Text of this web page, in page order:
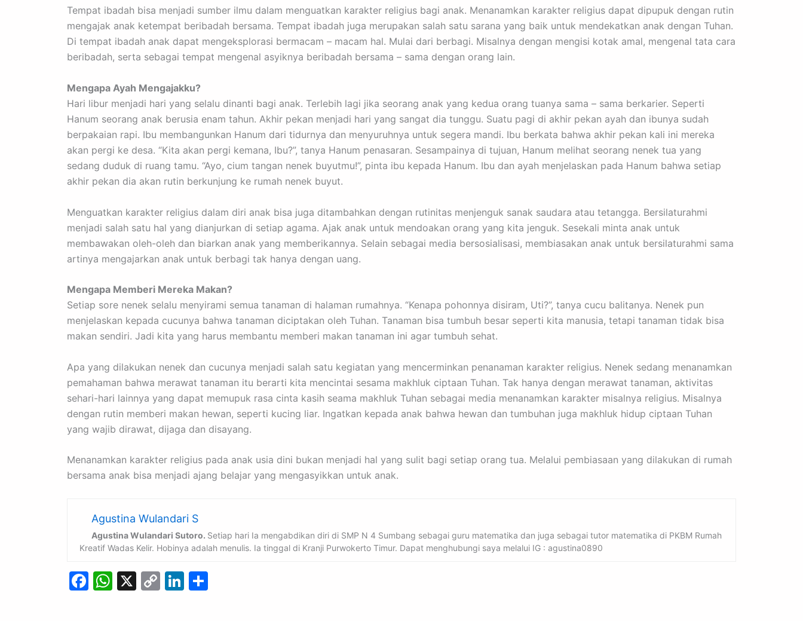
Tempat ibadah bisa menjadi sumber ilmu dalam menguatkan karakter religius bagi anak. Menanamkan karakter religius dapat dipupuk dengan rutin
mengajak anak ketempat beribadah bersama. Tempat ibadah juga merupakan salah satu sarana yang baik untuk mendekatkan anak dengan Tuhan.
Di tempat ibadah anak dapat mengeksplorasi bermacam – macam hal. Mulai dari berbagi. Misalnya dengan mengisi kotak amal, mengenal tata cara
beribadah, serta sebagai tempat mengenal asyiknya beribadah bersama – sama dengan orang lain.
Mengapa Ayah Mengajakku?
Hari libur menjadi hari yang selalu dinanti bagi anak. Terlebih lagi jika seorang anak yang kedua orang tuanya sama – sama berkarier. Seperti
Hanum seorang anak berusia enam tahun. Akhir pekan menjadi hari yang sangat dia tunggu. Suatu pagi di akhir pekan ayah dan ibunya sudah
berpakaian rapi. Ibu membangunkan Hanum dari tidurnya dan menyuruhnya untuk segera mandi. Ibu berkata bahwa akhir pekan kali ini mereka
akan pergi ke desa. “Kita akan pergi kemana, Ibu?”, tanya Hanum penasaran. Sesampainya di tujuan, Hanum melihat seorang nenek tua yang
sedang duduk di ruang tamu. “Ayo, cium tangan nenek buyutmu!”, pinta ibu kepada Hanum. Ibu dan ayah menjelaskan pada Hanum bahwa setiap
akhir pekan dia akan rutin berkunjung ke rumah nenek buyut.
Menguatkan karakter religius dalam diri anak bisa juga ditambahkan dengan rutinitas menjenguk sanak saudara atau tetangga. Bersilaturahmi
menjadi salah satu hal yang dianjurkan di setiap agama. Ajak anak untuk mendoakan orang yang kita jenguk. Sesekali minta anak untuk
membawakan oleh-oleh dan biarkan anak yang memberikannya. Selain sebagai media bersosialisasi, membiasakan anak untuk bersilaturahmi sama
artinya mengajarkan anak untuk berbagi tak hanya dengan uang.
Mengapa Memberi Mereka Makan?
Setiap sore nenek selalu menyirami semua tanaman di halaman rumahnya. “Kenapa pohonnya disiram, Uti?”, tanya cucu balitanya. Nenek pun
menjelaskan kepada cucunya bahwa tanaman diciptakan oleh Tuhan. Tanaman bisa tumbuh besar seperti kita manusia, tetapi tanaman tidak bisa
makan sendiri. Jadi kita yang harus membantu memberi makan tanaman ini agar tumbuh sehat.
Apa yang dilakukan nenek dan cucunya menjadi salah satu kegiatan yang mencerminkan penanaman karakter religius. Nenek sedang menanamkan
pemahaman bahwa merawat tanaman itu berarti kita mencintai sesama makhluk ciptaan Tuhan. Tak hanya dengan merawat tanaman, aktivitas
sehari-hari lainnya yang dapat memupuk rasa cinta kasih seama makhluk Tuhan sebagai media menanamkan karakter misalnya religius. Misalnya
dengan rutin memberi makan hewan, seperti kucing liar. Ingatkan kepada anak bahwa hewan dan tumbuhan juga makhluk hidup ciptaan Tuhan
yang wajib dirawat, dijaga dan disayang.
Menanamkan karakter religius pada anak usia dini bukan menjadi hal yang sulit bagi setiap orang tua. Melalui pembiasaan yang dilakukan di rumah
bersama anak bisa menjadi ajang belajar yang mengasyikkan untuk anak.
Agustina Wulandari S
Agustina Wulandari Sutoro. Setiap hari Ia mengabdikan diri di SMP N 4 Sumbang sebagai guru matematika dan juga sebagai tutor matematika di PKBM Rumah
Kreatif Wadas Kelir. Hobinya adalah menulis. Ia tinggal di Kranji Purwokerto Timur. Dapat menghubungi saya melalui IG : agustina0890
F
W X
C
Li